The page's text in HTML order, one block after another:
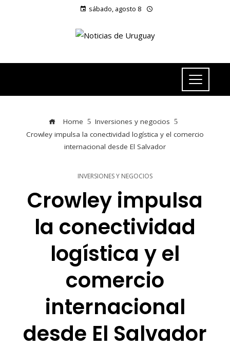
sábado, agosto 8
Home
Inversiones y negocios
Crowley impulsa la conectividad logística y el comercio
internacional desde El Salvador
INVERSIONES Y NEGOCIOS
Crowley impulsa
la conectividad
logística y el
comercio
internacional
desde El Salvador